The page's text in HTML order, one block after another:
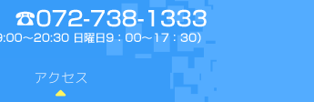
電話番号:072-
アクセス